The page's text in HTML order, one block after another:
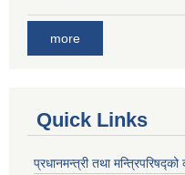
more
Quick Links
प्रधानमन्त्री तथा मन्त्रिपरिषद्को